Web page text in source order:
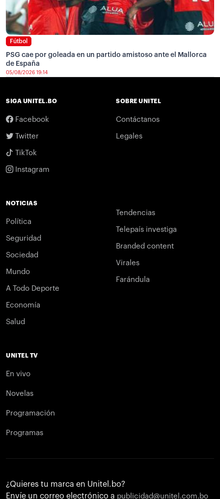
Fútbol
PSG cae por goleada en un partido amistoso ante el Mallorca
de España
05/08/2026 19:14
SIGA UNITEL.BO
Facebook
Twitter
TikTok
Instagram
SOBRE UNITEL
Contáctanos
Legales
NOTICIAS
Política
Seguridad
Sociedad
Mundo
A Todo Deporte
Economía
Salud
Tendencias
Telepaís investiga
Branded content
Virales
Farándula
UNITEL TV
En vivo
Novelas
Programación
Programas
¿Quieres tu marca en Unitel.bo?
Envíe un correo electrónico a publicidad@unitel.com.bo